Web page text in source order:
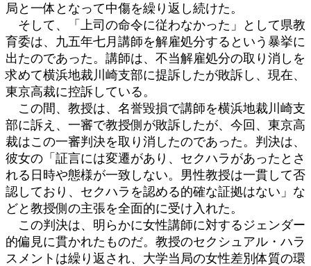
局と一体となって中傷を繰り返し続けた。
そして、「上司の命令に従わなかった」として県教
育委は、九五年七月講師を解雇処分するという暴挙に
出たのであった。講師は、不当解雇処分の取り消しを
求めて横浜地裁川崎支部に提訴したが敗訴し、現在、
東京高裁に控訴している。
この間、教授は、名誉毀損で講師を横浜地裁川崎支
部に訴え、一審で教授側が敗訴したが、今回、東京高
裁はこの一審判決を取り消したのであった。判決は、
彼女の「証言には変遷があり、セクハラがあったとさ
れる日時や態様が一致しない。男性教授は一貫して否
認しており、セクハラを認める的確な証拠はない」な
どと教授側の主張を全面的に受け入れた。
この判決は、明らかに女性講師に対するジェンダー
的偏見に貫かれたものだ。教授のセクシュアル・ハラ
スメントは繰り返され、大学当局の女性差別体質の環